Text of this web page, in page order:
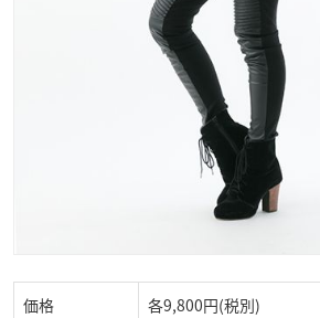
価格 各9,800円(税別)